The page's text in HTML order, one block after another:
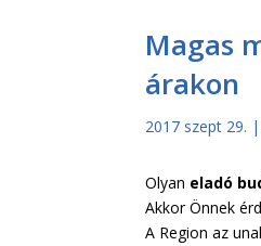
Magas
árakon
2017 szept 29. |
Olyan eladó
Akkor Önnek
A Region az